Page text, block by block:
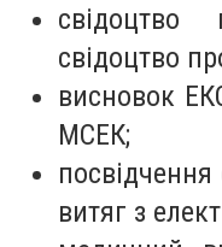
свідоцтво
висновок
МСЕК;
посвідчення
витяг з